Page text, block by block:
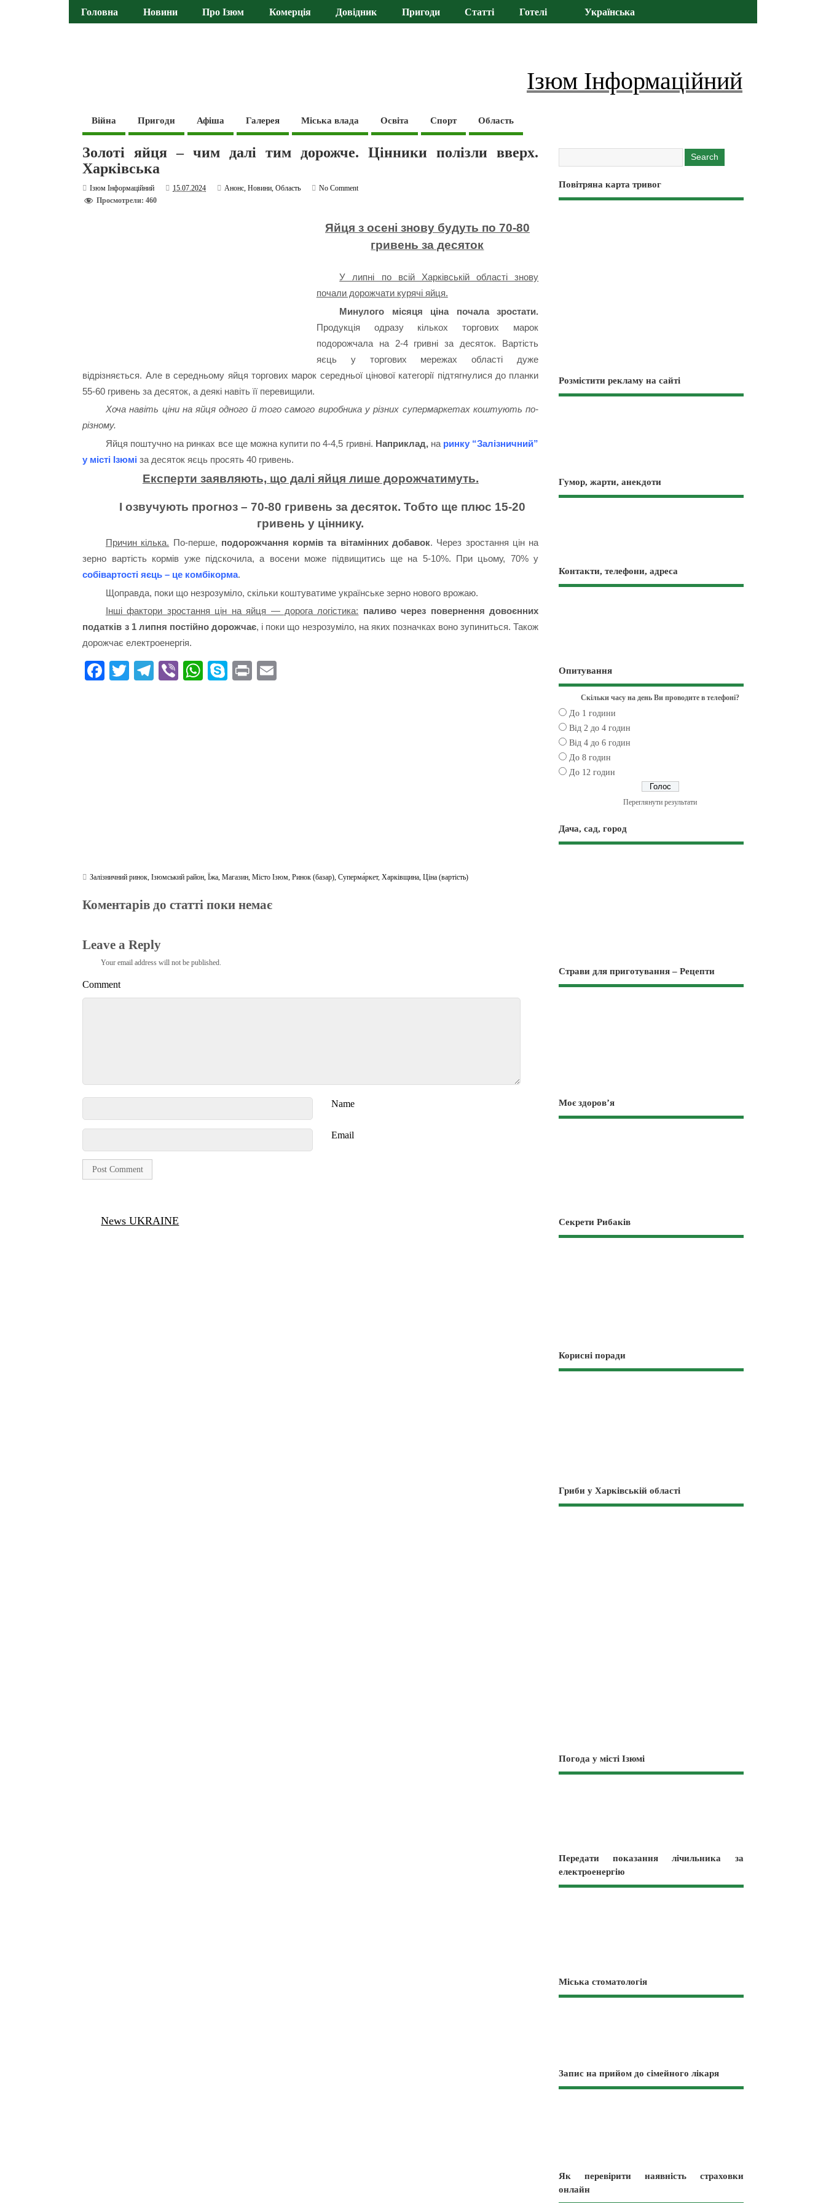
Головна Новини Про Ізюм Комерція Довідник Пригоди Статті Готелі Українська
Ізюм Інформаційний
Війна Пригоди Афіша Галерея Міська влада Освіта Спорт Область
Золоті яйця – чим далі тим дорожче. Цінники полізли вверх.
Харківська
Ізюм Інформаційний 15.07.2024 Анонс,Новини,Область
No Comment
Просмотрели: 460
Яйця з осені знову будуть по 70-80
гривень за десяток
У липні по всій Харківській області знову
почали дорожчати курячі яйця.
Минулого місяця ціна почала зростати.
Продукція одразу кількох торгових марок
подорожчала на 2-4 гривні за десяток. Вартість
яєць у торгових мережах області дуже
відрізняється. Але в середньому яйця торгових марок середньої цінової категорії підтягнулися до планки
55-60 гривень за десяток, а деякі навіть її перевищили.
Хоча навіть ціни на яйця одного й того самого виробника у різних супермаркетах коштують по-
різному.
Яйця поштучно на ринках все ще можна купити по 4-4,5 гривні. Наприклад,на ринку “Залізничний”
у місті Ізюмі за десяток яєць просять 40 гривень.
Експерти заявляють, що далі яйця лише дорожчатимуть.
І озвучують прогноз – 70-80 гривень за десяток. Тобто ще плюс 15-20
гривень у ціннику.
Причин кілька. По-перше, подорожчання кормів та вітамінних добавок. Через зростання цін на
зерно вартість кормів уже підскочила, а восени може підвищитись ще на 5-10%. При цьому, 70% у
собівартості яєць – це комбікорма.
Щоправда, поки що незрозуміло, скільки коштуватиме українське зерно нового врожаю.
Інші фактори зростання цін на яйця — дорога логістика: паливо через повернення довоєнних
податків з 1 липня постійно дорожчає, і поки що незрозуміло, на яких позначках воно зупиниться. Також
дорожчає електроенергія.
Fa T
Te Vi
W
S
Pr
Залізничний ринок,Ізюмський район,Їжа,Магазин,Місто Ізюм,Ринок (базар),Суперма́ркет,Харківщина,Ціна (вартість)
Коментарів до статті поки немає
Leave a Reply
Your email address will not be published.
Comment
Name
Email
News UKRAINE
Повітряна карта тривог
Розмістити рекламу на сайті
Гумор, жарти, анекдоти
Контакти, телефони, адреса
Опитування
Скільки часу на день Ви проводите в телефоні?
До 1 години
Від 2 до 4 годин
Від 4 до 6 годин
До 8 годин
До 12 годин
Переглянути результати
Дача, сад, город
Страви для приготування – Рецепти
Моє здоров’я
Секрети Рибаків
Корисні поради
Гриби у Харківській області
Погода у місті Ізюмі
Передати показання лічильника за
електроенергію
Міська стоматологія
Запис на прийом до сімейного лікаря
Як перевірити наявність страховки
онлайн